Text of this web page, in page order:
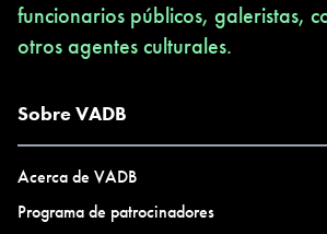
funcionarios públicos, galeristas,
otros agentes culturales.
Sobre VADB
Acerca de VADB
Programa de patrocinadores